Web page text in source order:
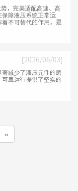
，完美适配高速、高
保障液压系统正常运
不可替代的作用，是
[2026/06/03]
减少了液压元件的磨
靠运行提供了坚实的
»